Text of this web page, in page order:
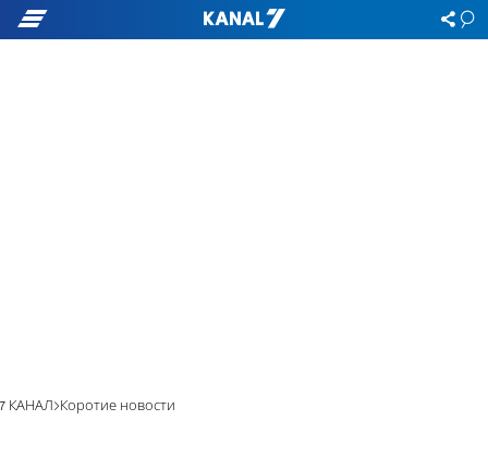
7 КАНАЛ Коротие новости